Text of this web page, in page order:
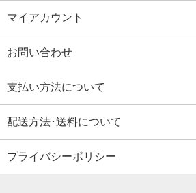
マイアカウント
お問い合わせ
支払い方法について
配送方法･送料について
プライバシーポリシー